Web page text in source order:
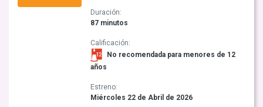
Duración:
87 minutos
Calificación:
No recomendada para menores de 12
años
Estreno:
Miércoles 22 de Abril de 2026